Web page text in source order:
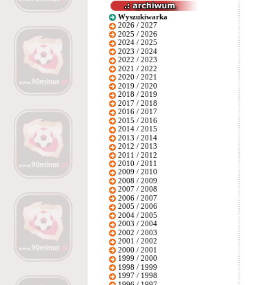
Wyszukiwarka
2026 / 2027
2025 / 2026
2024 / 2025
2023 / 2024
2022 / 2023
2021 / 2022
2020 / 2021
2019 / 2020
2018 / 2019
2017 / 2018
2016 / 2017
2015 / 2016
2014 / 2015
2013 / 2014
2012 / 2013
2011 / 2012
2010 / 2011
2009 / 2010
2008 / 2009
2007 / 2008
2006 / 2007
2005 / 2006
2004 / 2005
2003 / 2004
2002 / 2003
2001 / 2002
2000 / 2001
1999 / 2000
1998 / 1999
1997 / 1998